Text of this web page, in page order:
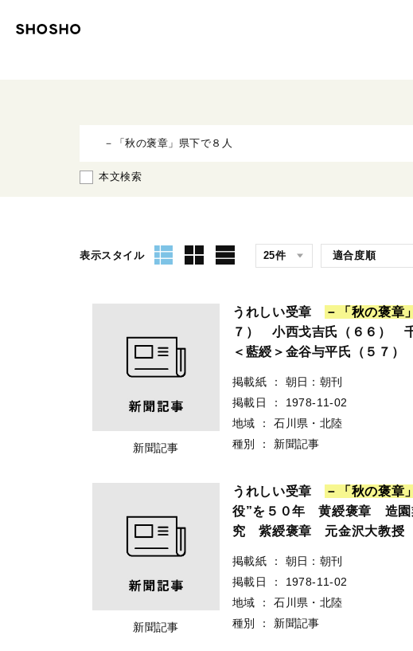
本文検索
表示スタイル
新聞記事
うれしい受章 － 「 秋の褒章 」
７） 小西戈吉氏（６６）
＜藍綬＞金谷与平氏（５７）
掲載紙 ：
朝日：朝刊
掲載日
：
1978-11-02
地域
：
石川県・北陸
種別
： 新聞記事
新聞記事
うれしい受章 － 「 秋の褒章 」
役”を５０年 黄綬褒章 造園
究 紫綬褒章 元金沢大教授
掲載紙 ：
朝日：朝刊
掲載日
：
1978-11-02
地域
：
石川県・北陸
種別
： 新聞記事